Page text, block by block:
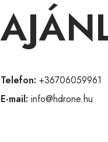
Telefon: +36706059961
E-mail: info@hdrone.hu